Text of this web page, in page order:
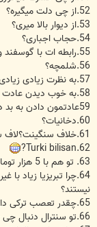
52.از چی دلت میگیره؟
53.از دیوار بالا میری؟
54.حجاب اجباری؟
55.رابطه ات با گوسفند و کبوتر چطوره؟
56.شلمچه؟
57.به نظرت زیادی زیادی؟
58.به خوب دیدن عادت داری یا نه؟
59عادتمون دادن به بد دیدن یا نه؟
60.دخانیات؟
61.خلاف سنگینت؟لاف سنگینت؟
62.Turki bilisan?
63. تو هم با 5 هزار تومانی مشکل داری؟(اصلا منظورمو از این سوال گرفتی؟)
64.چرا تبریزیا زیاد
نیستند؟
65.چقدر تعصب ترکی داری؟
66.تو سنترال دنبال چی میگردی؟